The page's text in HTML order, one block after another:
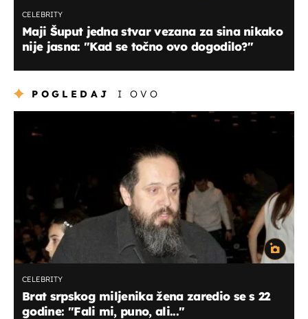
CELEBRITY
Maji Šuput jedna stvar vezana za sina nikako
nije jasna: ''Kad se točno ovo dogodilo?''
POGLEDAJ I OVO
CELEBRITY
Brat srpskog miljenika žena zaredio se s 22
godine: ''Fali mi, puno, ali...''